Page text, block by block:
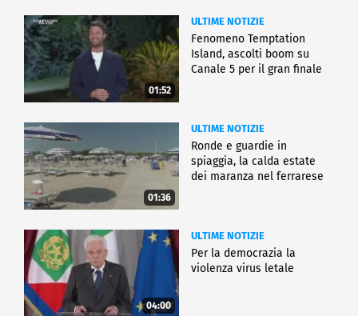
01:52
ULTIME NOTIZIE
Fenomeno Temptation
Island, ascolti boom su
Canale 5 per il gran finale
01:36
ULTIME NOTIZIE
Ronde e guardie in
spiaggia, la calda estate
dei maranza nel ferrarese
04:00
ULTIME NOTIZIE
Per la democrazia la
violenza virus letale